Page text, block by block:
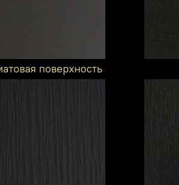
поверхность